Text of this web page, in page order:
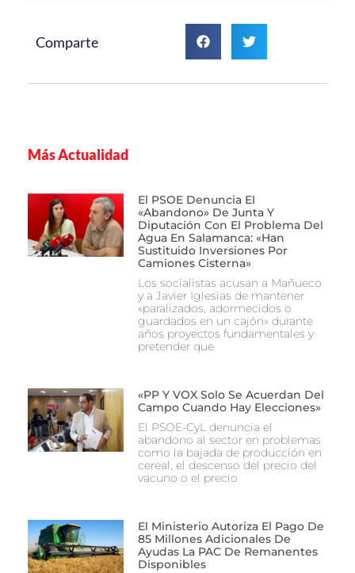
Comparte
Más Actualidad
El PSOE Denuncia El
«abandono» De Junta Y
Diputación Con El Problema Del
Agua En Salamanca: «Han
Sustituido Inversiones Por
Camiones Cisterna»
Los socialistas acusan a Mañueco
y a Javier Iglesias de mantener
«paralizados, adormecidos o
guardados en un cajón» durante
años proyectos fundamentales y
pretender que
«PP Y VOX Solo Se Acuerdan Del
Campo Cuando Hay Elecciones»
El PSOE-CyL denuncia el
abandono al sector en problemas
como la bajada de producción en
cereal, el descenso del precio del
vacuno o el precio
El Ministerio Autoriza El Pago De
85 Millones Adicionales De
Ayudas La PAC De Remanentes
Disponibles